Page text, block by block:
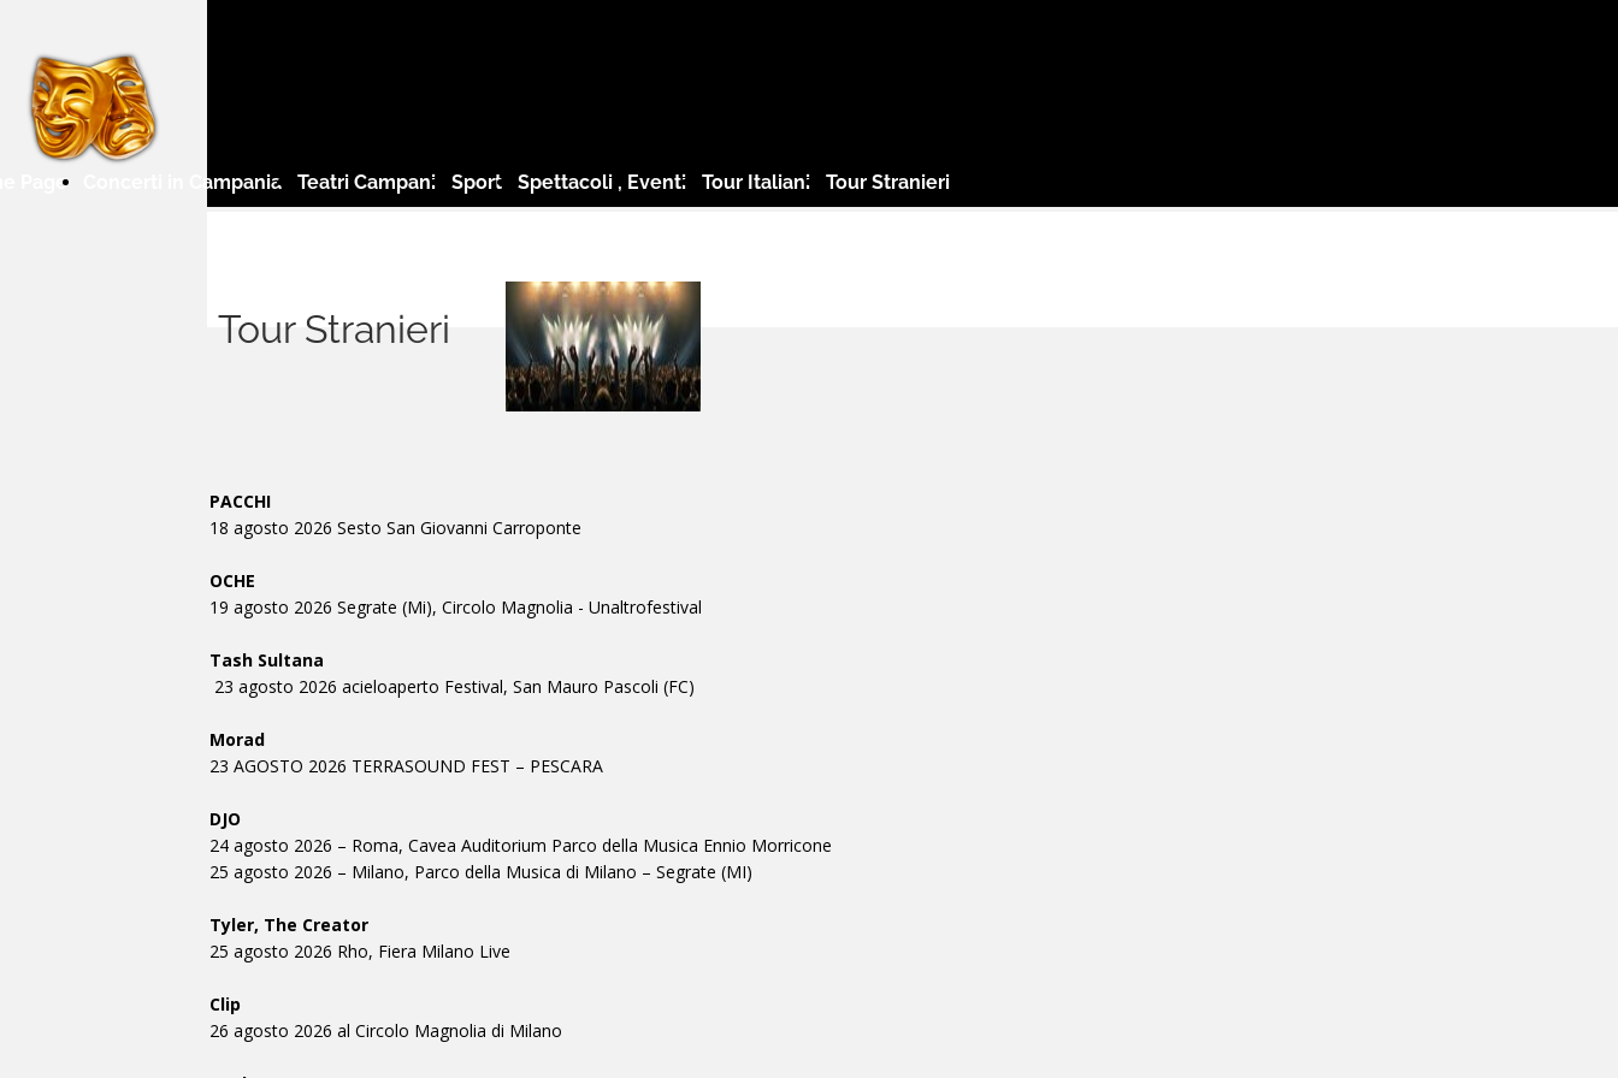
Page Concerti in Campania Teatri Campani Sport Spettacoli , Eventi Tour Italiani Tour Stranieri
Tour Stranieri
PACCHI
18 agosto 2026 Sesto San Giovanni Carroponte
OCHE
19 agosto 2026 Segrate (Mi), Circolo Magnolia - Unaltrofestival
Tash Sultana
23 agosto 2026 acieloaperto Festival, San Mauro Pascoli (FC)
Morad
23 AGOSTO 2026 TERRASOUND FEST – PESCARA
DJO
24 agosto 2026 – Roma, Cavea Auditorium Parco della Musica Ennio Morricone
25 agosto 2026 – Milano, Parco della Musica di Milano – Segrate (MI)
Tyler, The Creator
25 agosto 2026 Rho, Fiera Milano Live
Clip
26 agosto 2026 al Circolo Magnolia di Milano